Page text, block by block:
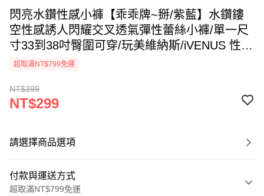
閃亮水鑽性感小褲【乖乖牌~掰/紫藍】水鑽鏤
空性感誘人閃耀交叉透氣彈性蕾絲小褲/單一尺
寸33到38吋臀圍可穿/玩美維納斯/iVENUS 性感
內衣褲快時尚
超取滿NT$799免運
NT$399
NT$299
請選擇商品選項
付款與運送方式
超取滿NT$799免運